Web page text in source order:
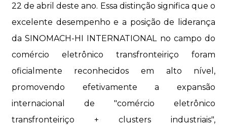
22 de abril deste ano. Essa distinção significa que o
excelente desempenho e a posição de liderança
da SINOMACH-HI INTERNATIONAL no campo do
comércio eletrônico transfronteiriço foram
oficialmente reconhecidos em alto nível,
promovendo efetivamente a expansão
internacional de "comércio eletrônico
transfronteiriço + clusters industriais",